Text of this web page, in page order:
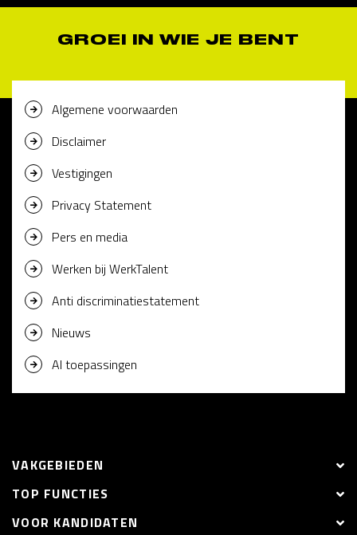
GROEI IN WIE JE BENT
Algemene voorwaarden
Disclaimer
Vestigingen
Privacy Statement
Pers en media
Werken bij WerkTalent
Anti discriminatiestatement
Nieuws
AI toepassingen
VAKGEBIEDEN
TOP FUNCTIES
VOOR KANDIDATEN